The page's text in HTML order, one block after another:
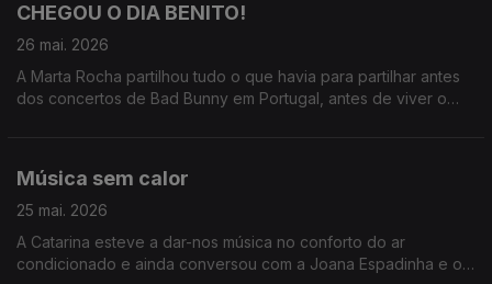
CHEGOU O DIA BENITO!
26 mai. 2026
A Marta Rocha partilhou tudo o que havia para partilhar antes
dos concertos de Bad Bunny em Portugal, antes de viver o
Música sem calor
25 mai. 2026
A Catarina esteve a dar-nos música no conforto do ar
condicionado e ainda conversou com a Joana Espadinha e o